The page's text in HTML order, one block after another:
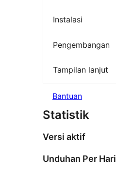
Instalasi
Pengembangan
Tampilan lanjut
Bantuan
Statistik
Versi aktif
Unduhan Per Hari